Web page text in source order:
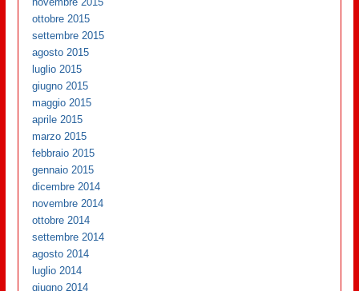
ottobre 2015
settembre 2015
agosto 2015
luglio 2015
giugno 2015
maggio 2015
aprile 2015
marzo 2015
febbraio 2015
gennaio 2015
dicembre 2014
novembre 2014
ottobre 2014
settembre 2014
agosto 2014
luglio 2014
giugno 2014